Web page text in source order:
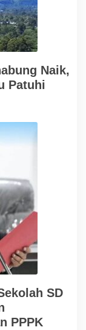
Naik,
Patuhi
SD
PPPK